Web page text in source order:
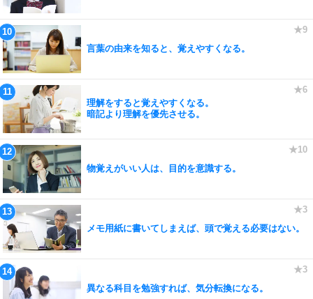
言葉の由来を知ると、覚えやすくなる。
理解をすると覚えやすくなる。
暗記より理解を優先させる。
物覚えがいい人は、目的を意識する。
メモ用紙に書いてしまえば、頭で覚える必要はない。
異なる科目を勉強すれば、気分転換になる。